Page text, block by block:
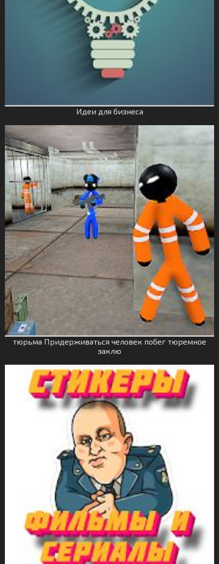
Идеи для бизнеса
тюрьма Придерживаться человек побег тюремное
заклю